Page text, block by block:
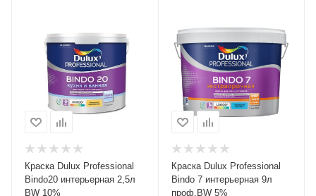
Краска Dulux Professional
Bindo20 интерьерная 2,5л
BW 10%
Краска Dulux Professional
Bindo 7 интерьерная 9л
проф.BW 5%